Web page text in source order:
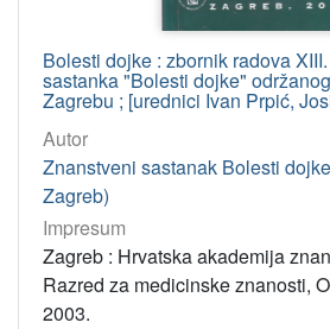
Bolesti dojke : zbornik radova
sastanka "Bolesti dojke"
Zagrebu ; [urednici Ivan Prpić,
Autor
Znanstveni sastanak Bolesti
Zagreb)
Impresum
Zagreb : Hrvatska akademija
Razred za medicinske znanosti,
2003.